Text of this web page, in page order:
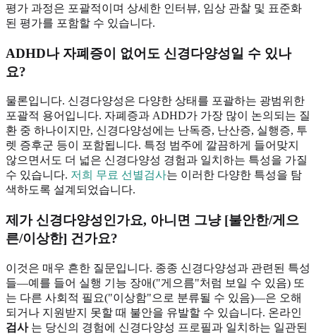
평가 과정은 포괄적이며 상세한 인터뷰, 임상 관찰 및 표준화
된 평가를 포함할 수 있습니다.
ADHD나 자폐증이 없어도 신경다양성일 수 있나
요?
물론입니다. 신경다양성은 다양한 상태를 포괄하는 광범위한
포괄적 용어입니다. 자폐증과 ADHD가 가장 많이 논의되는 질
환 중 하나이지만, 신경다양성에는 난독증, 난산증, 실행증, 투
렛 증후군 등이 포함됩니다. 특정 범주에 깔끔하게 들어맞지
않으면서도 더 넓은 신경다양성 경험과 일치하는 특성을 가질
수 있습니다. 저희 무료 선별검사는 이러한 다양한 특성을 탐
색하도록 설계되었습니다.
제가 신경다양성인가요, 아니면 그냥 [불안한/게으
른/이상한] 건가요?
이것은 매우 흔한 질문입니다. 종종 신경다양성과 관련된 특성
들—예를 들어 실행 기능 장애("게으름"처럼 보일 수 있음) 또
는 다른 사회적 필요("이상함"으로 분류될 수 있음)—은 오해
되거나 지원받지 못할 때 불안을 유발할 수 있습니다. 온라인
검사는 당신의 경험에 신경다양성 프로필과 일치하는 일관된